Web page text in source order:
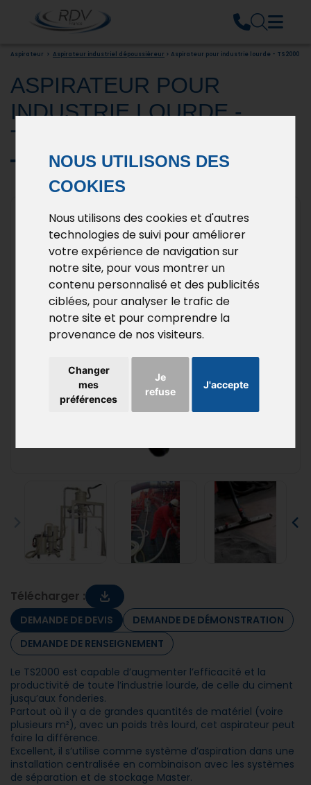
NOUS UTILISONS DES
COOKIES
Nous utilisons des cookies et d'autres
technologies de suivi pour améliorer
votre expérience de navigation sur
notre site, pour vous montrer un
contenu personnalisé et des publicités
ciblées, pour analyser le trafic de
notre site et pour comprendre la
provenance de nos visiteurs.
J'accepte
Je
refuse
Changer
mes
préférences
Aspirateur > Aspirateur industriel dépoussiéreur > Aspirateur pour industrie lourde - TS2000
ASPIRATEUR POUR
INDUSTRIE LOURDE -
TS2000
Télécharger :
DEMANDE DE DEVIS
DEMANDE DE DÉMONSTRATION
DEMANDE DE RENSEIGNEMENT
Le TS2000 est capable d’augmenter l’efficacité et la
productivité de toute l’industrie lourde, de celle du ciment
jusqu’aux fonderies.
Partout où il y a de grandes quantités de matériel (voire
plusieurs m²), avec un poids très lourd, cet aspirateur peut
faire la différence.
Excellent, il s’utilise comme système d’aspiration dans une
installation centralisée en combinaison avec les systèmes
de séparation et de stockage Master.